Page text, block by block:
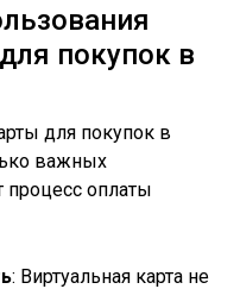
покупок в
для покупок в
важных
оплаты
: Виртуальная карта не